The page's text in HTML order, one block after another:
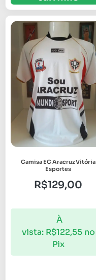
Camisa EC Aracruz Vitória
Esportes
R$129,00
À
vista: R$122,55 no
Pix